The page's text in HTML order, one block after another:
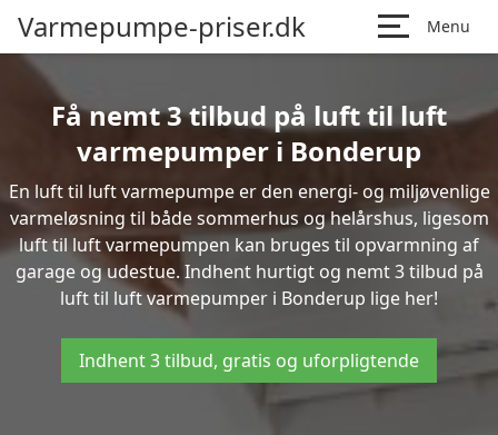
Varmepumpe-priser.dk Menu
Få nemt 3 tilbud på luft til luft
varmepumper i Bonderup
En luft til luft varmepumpe er den energi- og miljøvenlige
varmeløsning til både sommerhus og helårshus, ligesom
luft til luft varmepumpen kan bruges til opvarmning af
garage og udestue. Indhent hurtigt og nemt 3 tilbud på
luft til luft varmepumper i Bonderup lige her!
Indhent 3 tilbud, gratis og uforpligtende